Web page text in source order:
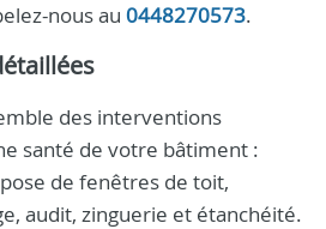
nous au 0448270573.
des interventions
santé de votre bâtiment :
de fenêtres de toit,
audit, zinguerie et étanchéité.